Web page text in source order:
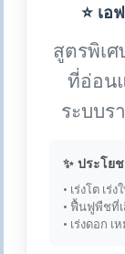
⭐ เอ
สูตรพิเ
ที่อ่อน
ระบบร
✨ ประโย
• เร่งโต เร่
• ฟื้นฟูพืชที่
• เร่งดอก